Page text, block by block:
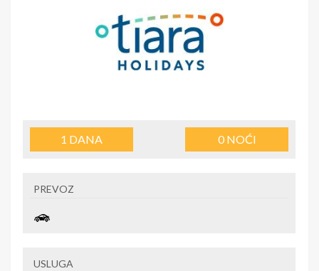
1 DANA 0NOĆI
PREVOZ
USLUGA